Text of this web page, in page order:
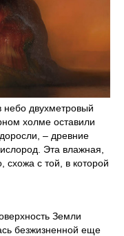
небо двухметровый
холме оставили
– древние
Эта влажная,
схожа с той, в которой
Земли
безжизненной еще